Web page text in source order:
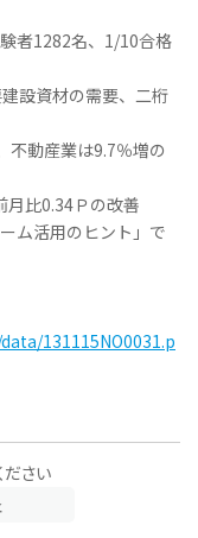
者1282名、1/10合格
設資材の需要、二桁
動産業は9.7％増の
比0.34Ｐの改善
ム活用のヒント」で
131115NO0031.p
ださい